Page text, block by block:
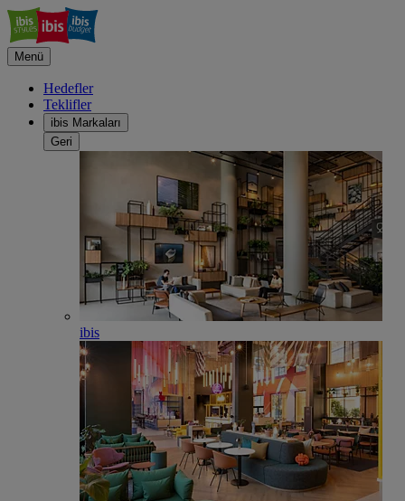
Menü
Hedefler
Teklifler
ibis Markaları
Geri
ibis